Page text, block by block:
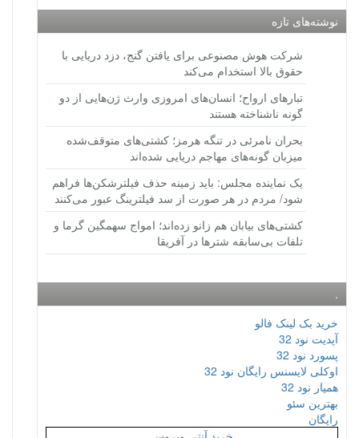
نوشته‌های تازه
شرکت هوش مصنوعی برای یافتن گنج، دزد دریایی با
حقوق بالا استخدام می‌کند
تبارهای ارواح؛ انسان‌های امروزی وارث ژن‌هایی از دو
گونه ناشناخته هستند
بحران نامرئی در تنگه هرمز؛ کشتی‌های متوقف‌شده
میزبان گونه‌های مهاجم دریایی شده‌اند
یک نماینده مجلس: باید زمینه حذف فیلترشکن‌ها فراهم
شود/ مردم در هر صورت از سد فیلترینگ عبور می‌کنند
کشتی‌های بیابان هم زانو زده‌اند؛ امواج سهمگین گرما و
تلفات بی‌سابقه شترها در آفریقا
.
خرید بک لینک فالو
آپدیت نود 32
پسورد نود 32
اوکلی لایسنس رایگان نود 32
همیار نود 32
بهترین سئو
رایگان